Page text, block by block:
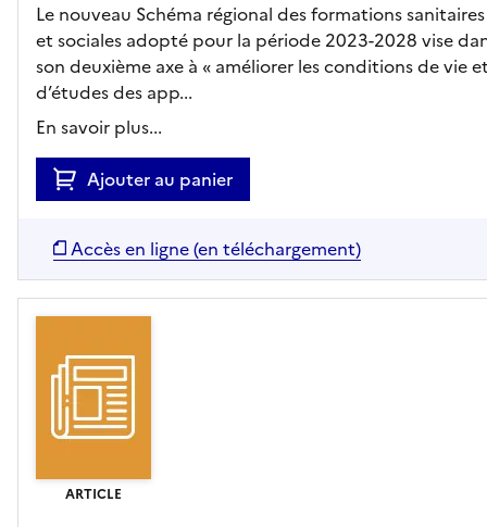
Le nouveau Schéma régional des formations sanitaires
et sociales adopté pour la période 2023-2028 vise
son deuxième axe à « améliorer les conditions de vie
d’études des app...
En savoir plus...
Ajouter au panier
Accès en ligne (en téléchargement)
ARTICLE